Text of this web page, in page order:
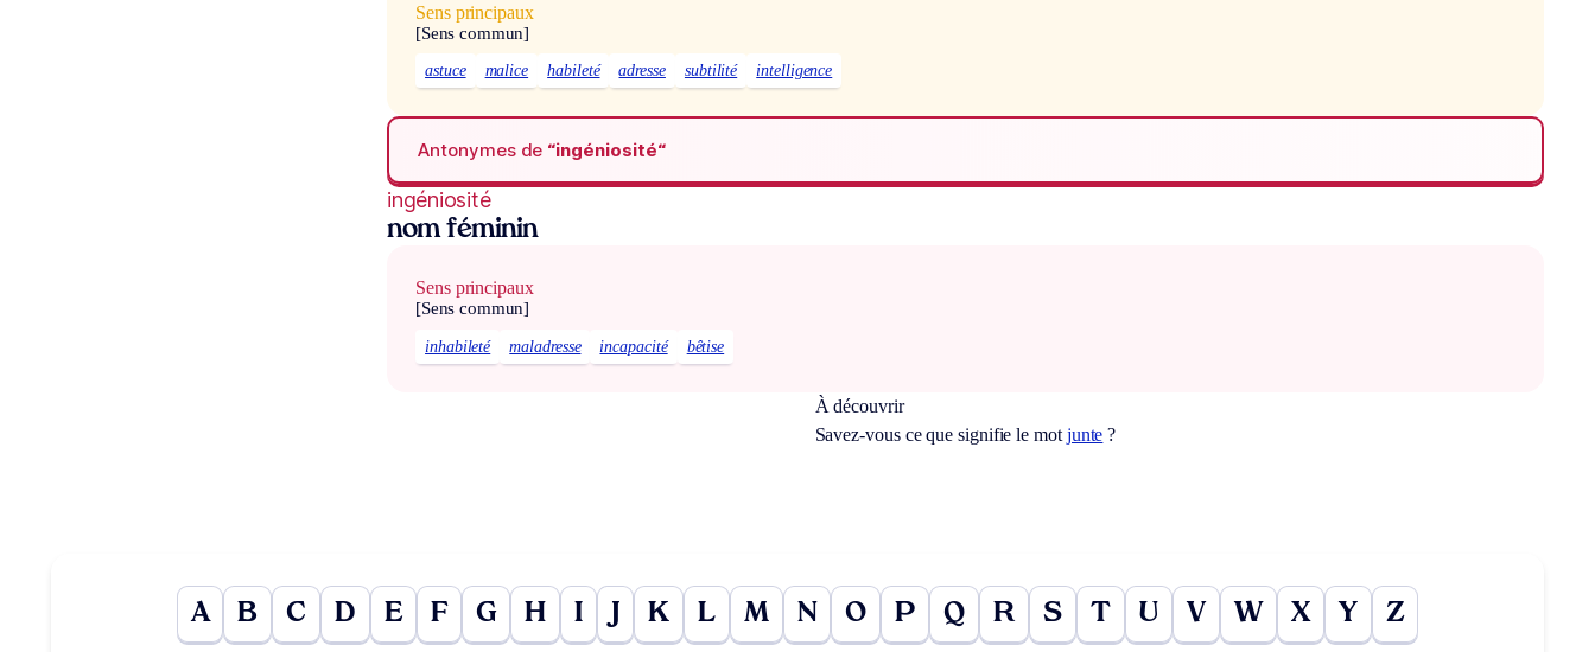
Sens principaux
[Sens commun]
astuce malice habileté adresse subtilité intelligence
Antonymes de “ingéniosité“
ingéniosité
nom féminin
Sens principaux
[Sens commun]
inhabileté maladresse incapacité bêtise
À découvrir
Savez-vous ce que signifie le mot junte ?
A B C D E F G H I J K L M N O P Q R S T U V W X Y Z